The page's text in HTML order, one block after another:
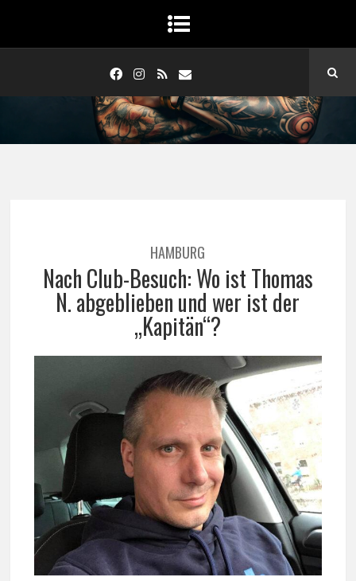
HAMBURG
Nach Club-Besuch: Wo ist Thomas
N. abgeblieben und wer ist der
„Kapitän“?